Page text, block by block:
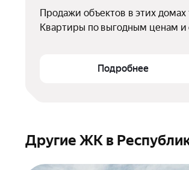
Продажи объектов в этих домах
Квартиры по выгодным ценам и
Подробнее
Другие ЖК в